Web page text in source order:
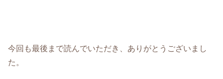
今回も最後まで読んでいただき、ありがとうございまし
た。